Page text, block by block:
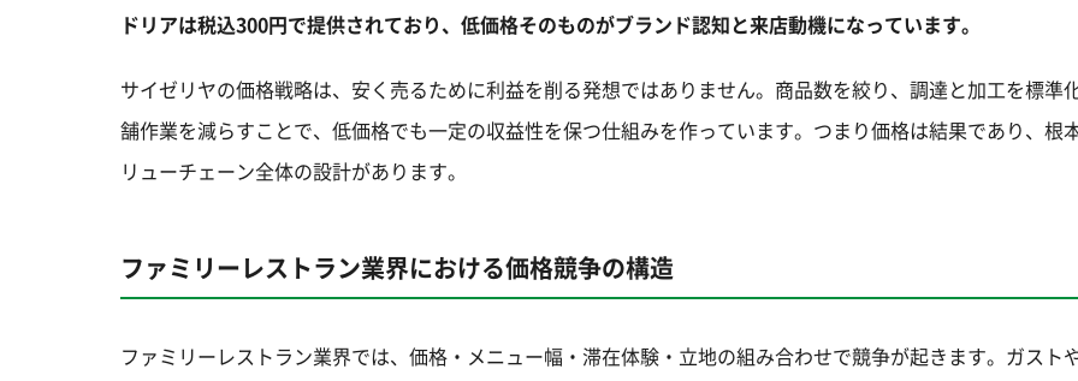
ドリアは税込300円で提供されており、低価格そのものがブランド認知と来店動機になっています。
サイゼリヤの価格戦略は、安く売るために利益を削る発想ではありません。商品数を絞り、調達と加工を標準
舗作業を減らすことで、低価格でも一定の収益性を保つ仕組みを作っています。つまり価格は結果であり、根
リューチェーン全体の設計があります。
ファミリーレストラン業界における価格競争の構造
ファミリーレストラン業界では、価格・メニュー幅・滞在体験・立地の組み合わせで競争が起きます。ガスト